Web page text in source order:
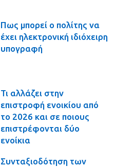
Πως μπορεί ο πολίτης να
έχει ηλεκτρονική ιδιόχειρη
υπογραφή
Τι αλλάζει στην
επιστροφή ενοικίου από
το 2026 και σε ποιους
επιστρέφονται δύο
ενοίκια
Συνταξιοδότηση των